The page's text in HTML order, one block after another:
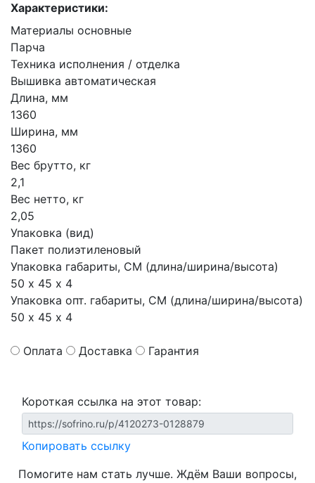
Характеристики:
Материалы основные
Парча
Техника исполнения / отделка
Вышивка автоматическая
Длина, мм
1360
Ширина, мм
1360
Вес брутто, кг
2,1
Вес нетто, кг
2,05
Упаковка (вид)
Пакет полиэтиленовый
Упаковка габариты, СМ (длина/ширина/высота)
50 х 45 х 4
Упаковка опт. габариты, СМ (длина/ширина/высота)
50 х 45 х 4
Оплата Доставка Гарантия
Короткая ссылка на этот товар:
Копировать ссылку
Помогите нам стать лучше. Ждём Ваши вопросы,